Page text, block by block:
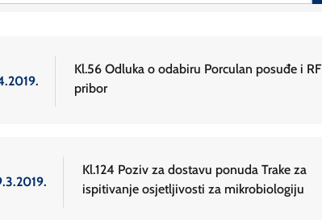
Kl.56 Odluka o odabiru Porculan posuđe i RF
pribor
Kl.124 Poziv za dostavu ponuda Trake za
ispitivanje osjetljivosti za mikrobiologiju